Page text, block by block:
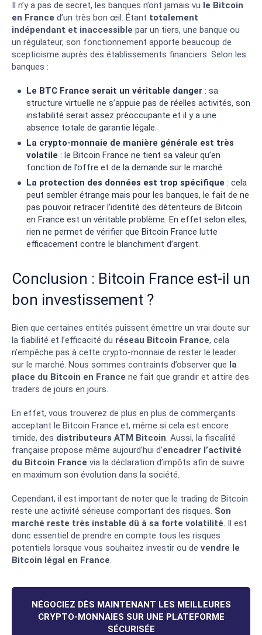
Il n’y a pas de secret, les banques n’ont jamais vu le Bitcoin
en France d’un très bon œil. Étant totalement
indépendant et inaccessible par un tiers, une banque ou
un régulateur, son fonctionnement apporte beaucoup de
scepticisme auprès des établissements financiers. Selon les
banques :
Le BTC France serait un véritable danger : sa
structure virtuelle ne s’appuie pas de réelles activités, son
instabilité serait assez préoccupante et il y a une
absence totale de garantie légale.
La crypto-monnaie de manière générale est très
volatile : le Bitcoin France ne tient sa valeur qu’en
fonction de l’offre et de la demande sur le marché.
La protection des données est trop spécifique : cela
peut sembler étrange mais pour les banques, le fait de ne
pas pouvoir retracer l’identité des détenteurs de Bitcoin
en France est un véritable problème. En effet selon elles,
rien ne permet de vérifier que Bitcoin France lutte
efficacement contre le blanchiment d’argent.
Conclusion : Bitcoin France est-il un
bon investissement ?
Bien que certaines entités puissent émettre un vrai doute sur
la fiabilité et l’efficacité du réseau Bitcoin France, cela
n’empêche pas à cette crypto-monnaie de rester le leader
sur le marché. Nous sommes contraints d’observer que la
place du Bitcoin en France ne fait que grandir et attire des
traders de jours en jours.
En effet, vous trouverez de plus en plus de commerçants
acceptant le Bitcoin France et, même si cela est encore
timide, des distributeurs ATM Bitcoin. Aussi, la fiscalité
française propose même aujourd’hui d’encadrer l’activité
du Bitcoin France via la déclaration d’impôts afin de suivre
en maximum son évolution dans la société.
Cependant, il est important de noter que le trading de Bitcoin
reste une activité sérieuse comportant des risques. Son
marché reste très instable dû à sa forte volatilité. Il est
donc essentiel de prendre en compte tous les risques
potentiels lorsque vous souhaitez investir ou de vendre le
Bitcoin légal en France.
NÉGOCIEZ DÈS MAINTENANT LES MEILLEURES
CRYPTO-MONNAIES SUR UNE PLATEFORME
SÉCURISÉE